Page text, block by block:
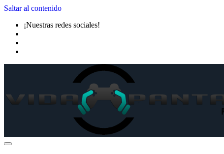
Saltar al contenido
¡Nuestras redes sociales!